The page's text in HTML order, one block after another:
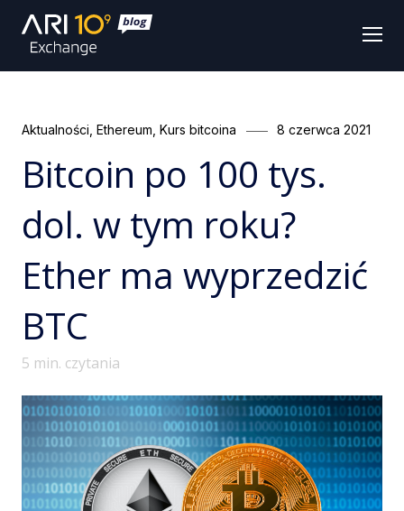
Categories
Aktualności Ethereum Kurs bitcoina
Posted
8 czerwca 2021
Bitcoin po 100 tys.
dol. w tym roku?
Ether ma wyprzedzić
BTC
5 min. czytania